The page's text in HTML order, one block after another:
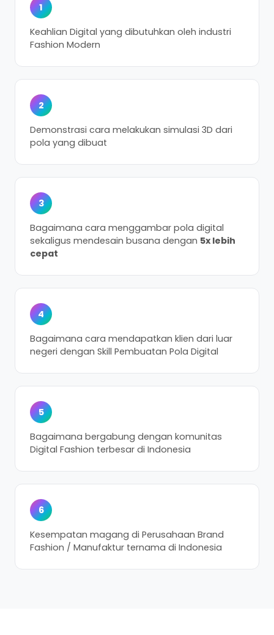
1
Keahlian Digital yang dibutuhkan oleh industri
Fashion Modern
2
Demonstrasi cara melakukan simulasi 3D dari
pola yang dibuat
3
Bagaimana cara menggambar pola digital
sekaligus mendesain busana dengan 5x lebih
cepat
4
Bagaimana cara mendapatkan klien dari luar
negeri dengan Skill Pembuatan Pola Digital
5
Bagaimana bergabung dengan komunitas
Digital Fashion terbesar di Indonesia
6
Kesempatan magang di Perusahaan Brand
Fashion / Manufaktur ternama di Indonesia